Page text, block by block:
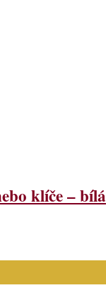
klíče – bílá